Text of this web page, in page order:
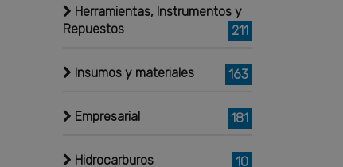
Herramientas, Instrumentos y
Repuestos
211
Insumos y materiales 163
Empresarial 181
Hidrocarburos 10